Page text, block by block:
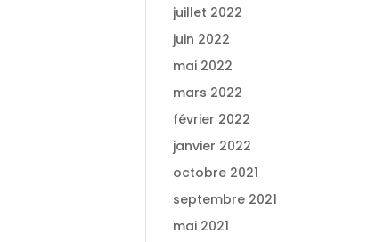
juillet 2022
juin 2022
mai 2022
mars 2022
février 2022
janvier 2022
octobre 2021
septembre 2021
mai 2021